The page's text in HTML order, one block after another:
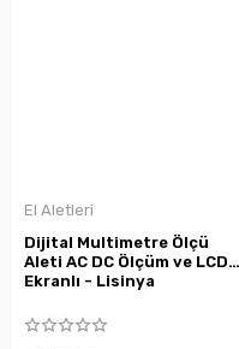
El Aletleri
Dijital Multimetre Ölçü
Aleti AC DC Ölçüm ve LCD
Ekranlı - Lisinya